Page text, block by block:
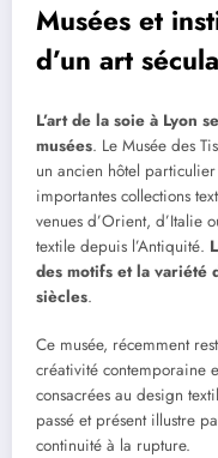
Musées et
d’un art
L’art de la soie à Lyon
musées. Le Musée des
un ancien hôtel
importantes collections
venues d’Orient, d’Italie
textile depuis l’Antiquité.
des motifs et la variété
siècles.
Ce musée, récemment
créativité contemporaine
consacrées au design
passé et présent illustre
continuité à la rupture.